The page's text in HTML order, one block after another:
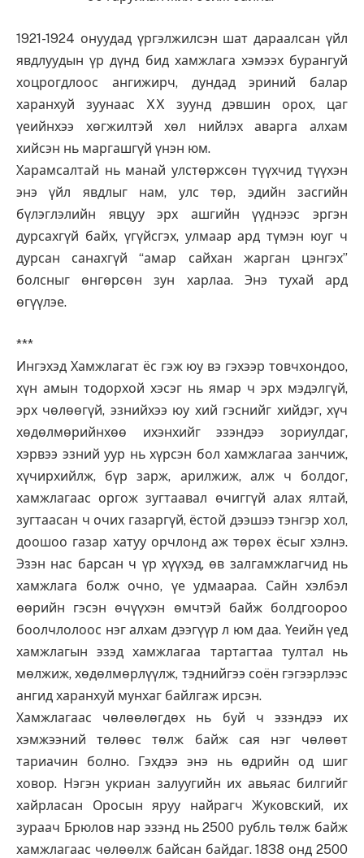
1921-1924 онуудад үргэлжилсэн шат дараалсан үйл
явдлуудын үр дүнд бид хамжлага хэмээх бурангуй
хоцрогдлоос ангижирч, дундад эриний балар
харанхуй зуунаас XX зуунд дэвшин орох, цаг
үеийнхээ хөгжилтэй хөл нийлэх аварга алхам
хийсэн нь маргашгүй үнэн юм.
Харамсалтай нь манай улстөржсөн түүхчид түүхэн
энэ үйл явдлыг нам, улс төр, эдийн засгийн
бүлэглэлийн явцуу эрх ашгийн үүднээс эргэн
дурсахгүй байх, үгүйсгэх, улмаар ард түмэн юуг ч
дурсан санахгүй “амар сайхан жарган цэнгэх”
болсныг өнгөрсөн зун харлаа. Энэ тухай ард
өгүүлэе.
***
Ингэхэд Хамжлагат ёс гэж юу вэ гэхээр товчхондоо,
хүн амын тодорхой хэсэг нь ямар ч эрх мэдэлгүй,
эрх чөлөөгүй, эзнийхээ юу хий гэснийг хийдэг, хүч
хөдөлмөрийнхөө ихэнхийг эзэндээ зориулдаг,
хэрвээ эзний уур нь хүрсэн бол хамжлагаа занчиж,
хүчирхийлж, бүр зарж, арилжиж, алж ч болдог,
хамжлагаас оргож зугтаавал өчиггүй алах ялтай,
зугтаасан ч очих газаргүй, ёстой дээшээ тэнгэр хол,
доошоо газар хатуу орчлонд аж төрөх ёсыг хэлнэ.
Эзэн нас барсан ч үр хүүхэд, өв залгамжлагчид нь
хамжлага болж очно, үе удмаараа. Сайн хэлбэл
өөрийн гэсэн өчүүхэн өмчтэй байж болдгоороо
боолчлолоос нэг алхам дээгүүр л юм даа. Үеийн үед
хамжлагын эзэд хамжлагаа тартагтаа тултал нь
мөлжиж, хөдөлмөрлүүлж, тэднийгээ соён гэгээрлээс
ангид харанхуй мунхаг байлгаж ирсэн.
Хамжлагаас чөлөөлөгдөх нь буй ч эзэндээ их
хэмжээний төлөөс төлж байж сая нэг чөлөөт
тариачин болно. Гэхдээ энэ нь өдрийн од шиг
ховор. Нэгэн укриан залуугийн их авьяас билгийг
хайрласан Оросын яруу найрагч Жуковский, их
зураач Брюлов нар эзэнд нь 2500 рубль төлж байж
хамжлагаас чөлөөлж байсан байдаг. 1838 онд 2500